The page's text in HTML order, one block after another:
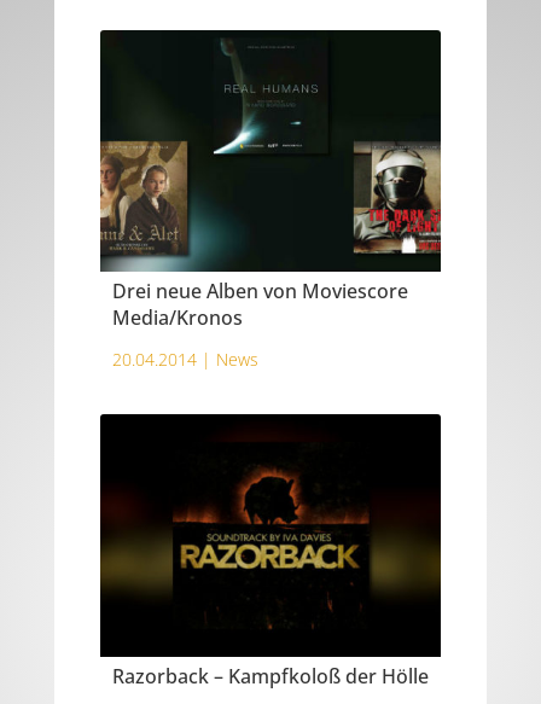
Drei neue Alben von Moviescore
Media/Kronos
20.04.2014 | News
Razorback – Kampfkoloß der Hölle